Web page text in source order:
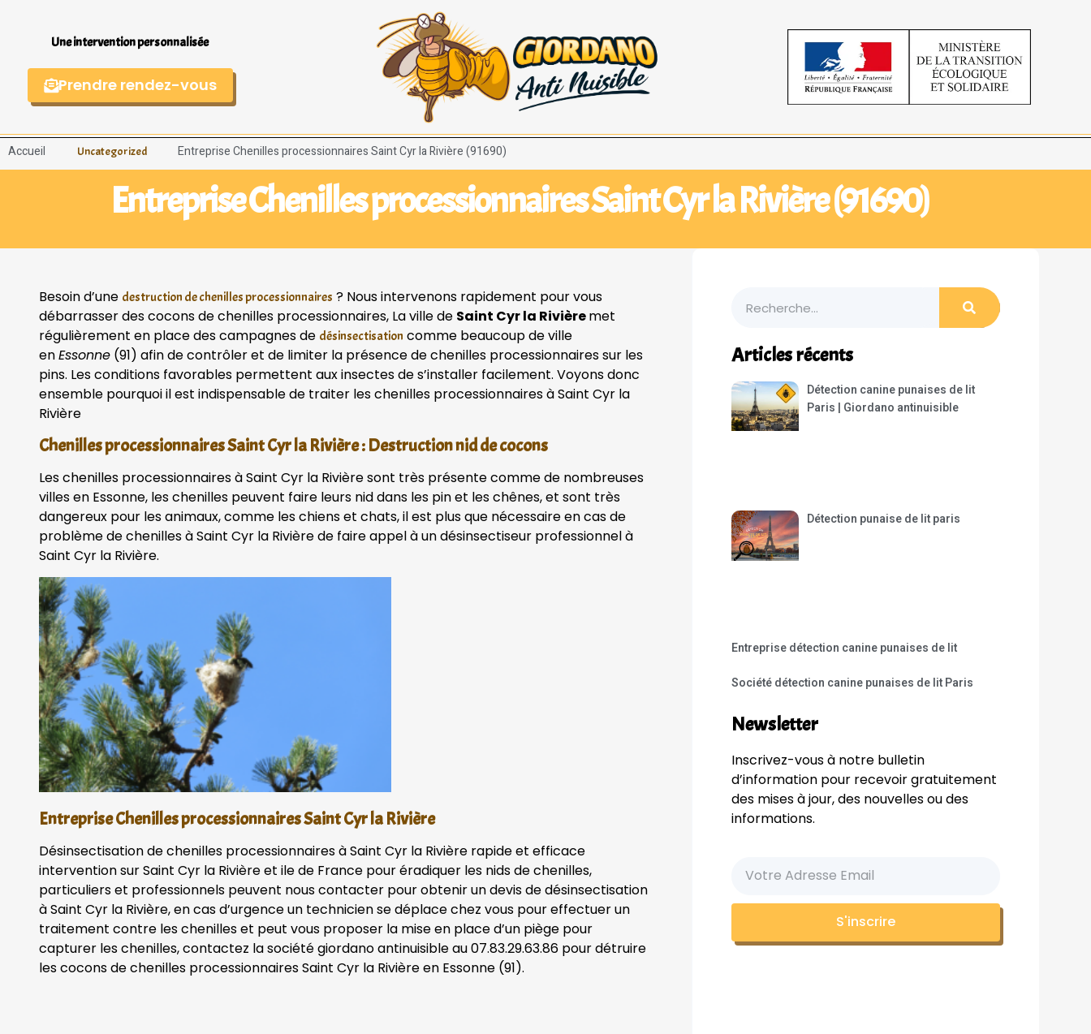
Une intervention personnalisée
Prendre rendez-vous
Accueil Uncategorized Entreprise Chenilles processionnaires Saint Cyr la Rivière (91690)
Entreprise Chenilles processionnaires Saint Cyr la Rivière (91690)
Besoin d’une destruction de chenilles processionnaires ? Nous intervenons rapidement pour vous
débarrasser des cocons de chenilles processionnaires, La ville de Saint Cyr la Rivièremet
régulièrement en place des campagnes de désinsectisation comme beaucoup de ville
enEssonne (91) afin de contrôler et de limiter la présence de chenilles processionnaires sur les
pins. Les conditions favorables permettent aux insectes de s’installer facilement. Voyons donc
ensemble pourquoi il est indispensable de traiter les chenilles processionnaires à Saint Cyr la
Rivière
Chenilles processionnaires Saint Cyr la Rivière : Destruction nid de cocons
Les chenilles processionnaires à Saint Cyr la Rivière sont très présente comme de nombreuses
villes en Essonne, les chenilles peuvent faire leurs nid dans les pin et les chênes, et sont très
dangereux pour les animaux, comme les chiens et chats, il est plus que nécessaire en cas de
problème de chenilles à Saint Cyr la Rivière de faire appel à un désinsectiseur professionnel à
Saint Cyr la Rivière.
Entreprise Chenilles processionnaires Saint Cyr la Rivière
Désinsectisation de chenilles processionnaires à Saint Cyr la Rivière rapide et efficace
intervention sur Saint Cyr la Rivière et ile de France pour éradiquer les nids de chenilles,
particuliers et professionnels peuvent nous contacter pour obtenir un devis de désinsectisation
à Saint Cyr la Rivière, en cas d’urgence un technicien se déplace chez vous pour effectuer un
traitement contre les chenilles et peut vous proposer la mise en place d’un piège pour
capturer les chenilles, contactez la société giordano antinuisible au 07.83.29.63.86 pour détruire
les cocons de chenilles processionnaires Saint Cyr la Rivière en Essonne (91).
Articles récents
Détection canine punaises de lit
Paris | Giordano antinuisible
Détection punaise de lit paris
Entreprise détection canine punaises de lit
Société détection canine punaises de lit Paris
Newsletter
Inscrivez-vous à notre bulletin
d’information pour recevoir gratuitement
des mises à jour, des nouvelles ou des
informations.
S'inscrire